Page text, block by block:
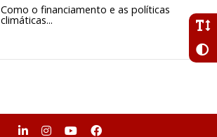
Como o financiamento e as políticas
climáticas...